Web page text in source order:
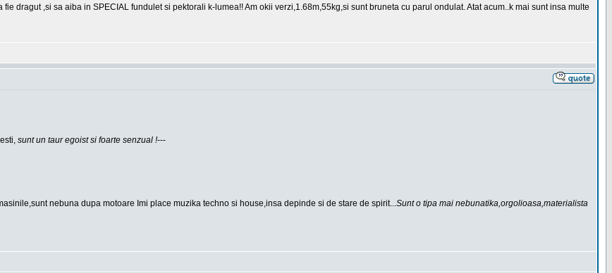
dragut ,si sa aiba in SPECIAL fundulet si pektorali k-lumea!! Am okii verzi,1.68m,55kg,si sunt bruneta cu parul ondulat. Atat acum..k mai sunt insa multe
sunt un taur egoist si foarte senzual !---
nebuna dupa motoare Imi place muzika techno si house,insa depinde si de stare de spirit...Sunt o tipa mai nebunatika,orgolioasa,materialista